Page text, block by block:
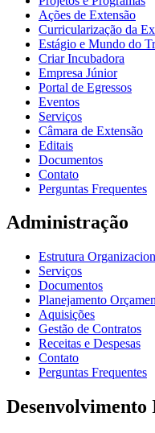
Ações de Extensão
Curricularização da
Estágio e Mundo do
Criar Incubadora
Empresa Júnior
Portal de Egressos
Eventos
Serviços
Câmara de Extensão
Editais
Documentos
Contato
Perguntas Frequentes
Administração
Estrutura
Serviços
Documentos
Planejamento
Aquisições
Gestão de Contratos
Receitas e Despesas
Contato
Perguntas Frequentes